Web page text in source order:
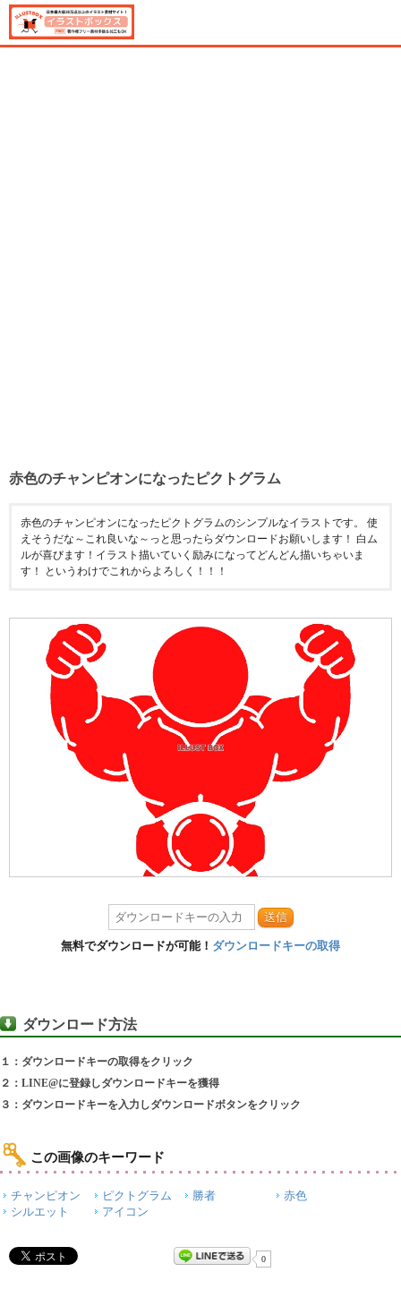
赤色のチャンピオンになったピクトグラム
赤色のチャンピオンになったピクトグラムのシンプルなイラストです。 使
えそうだな～これ良いな～っと思ったらダウンロードお願いします！ 白ム
ルが喜びます！イラスト描いていく励みになってどんどん描いちゃいま
す！ というわけでこれからよろしく！！！
送信
無料でダウンロードが可能！ ダウンロードキーの取得
ダウンロード方法
１：ダウンロードキーの取得をクリック
２：LINE@に登録しダウンロードキーを獲得
３：ダウンロードキーを入力しダウンロードボタンをクリック
この画像のキーワード
チャンピオン ピクトグラム 勝者
赤色
シルエット
アイコン
0